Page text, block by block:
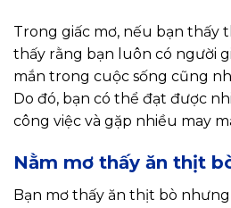
Trong giấc mơ, nếu bạn thấy
thấy rằng bạn luôn có người
mắn trong cuộc sống cũng
Do đó, bạn có thể đạt được
công việc và gặp nhiều may
Nằm mơ thấy ăn thịt
Bạn mơ thấy ăn thịt bò